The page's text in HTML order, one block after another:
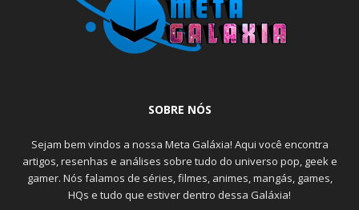
SOBRE NÓS
Sejam bem vindos a nossa Meta Galáxia! Aqui você encontra
artigos, resenhas e análises sobre tudo do universo pop, geek e
gamer. Nós falamos de séries, filmes, animes, mangás, games,
HQs e tudo que estiver dentro dessa Galáxia!